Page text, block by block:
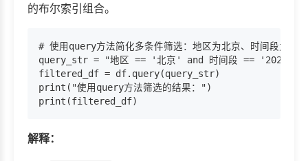
的布尔索引组合。
# 使用query方法简化多条件筛选：地区为北京、时间段为
query_str = "地区 == '北京' and 时间段 == '2023-
filtered_df = df.query(query_str)
print("使用query方法筛选的结果：")
解释：